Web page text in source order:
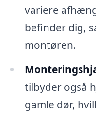
variere
befinder dig,
montøren.
tilbyder også
gamle dør,